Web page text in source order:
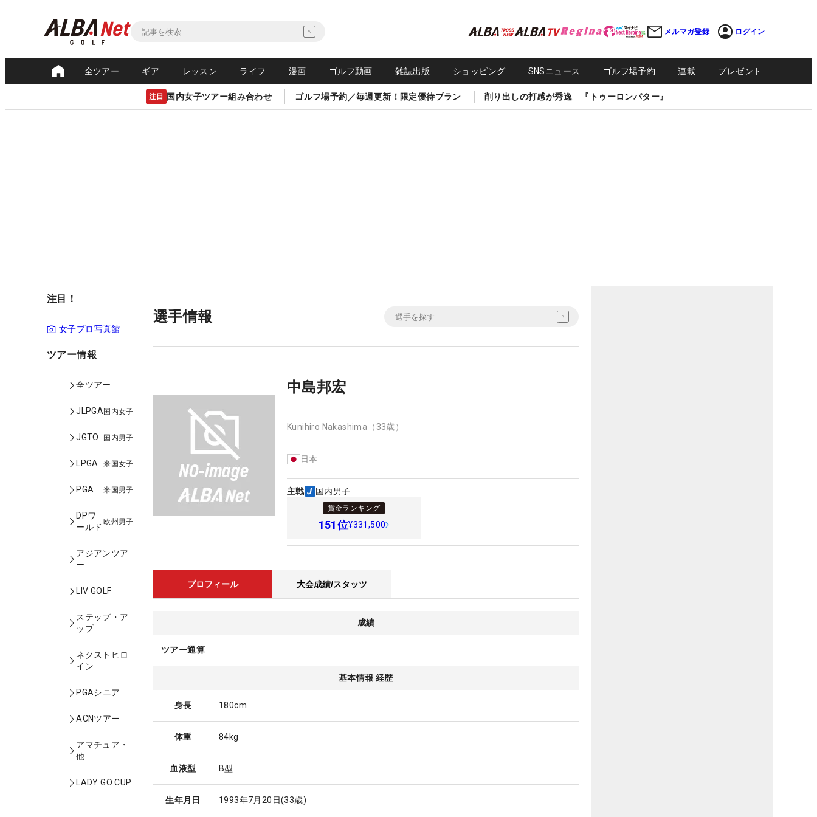
メルマガ登録 ログイン
全ツアー ギア レッスン ライフ 漫画 ゴルフ動画 雑誌出版 ショッピング SNSニュース ゴルフ場予約 連載 プレゼント
注目 国内女子ツアー組み合わせ ゴルフ場予約／毎週更新！限定優待プラン 削り出しの打感が秀逸 『トゥーロンパター』
注目！
女子プロ写真館
ツアー情報
全ツアー
JLPGA国内女子
JGTO 国内男子
LPGA 米国女子
PGA 米国男子
DPワ
ールド
欧州男子
アジアンツア
ー
LIV GOLF
ステップ・ア
ップ
ネクストヒロ
イン
PGAシニア
ACNツアー
アマチュア・
他
LADY GO CUP
選手情報
中島邦宏
Kunihiro Nakashima （33歳）
日本
主戦 国内男子
賞金ランキング
151位¥331,500
プロフィール 大会成績/スタッツ
成績
ツアー通算
基本情報 経歴
身長 180cm
体重 84kg
血液型 B型
生年月日 1993年7月20日(33歳)